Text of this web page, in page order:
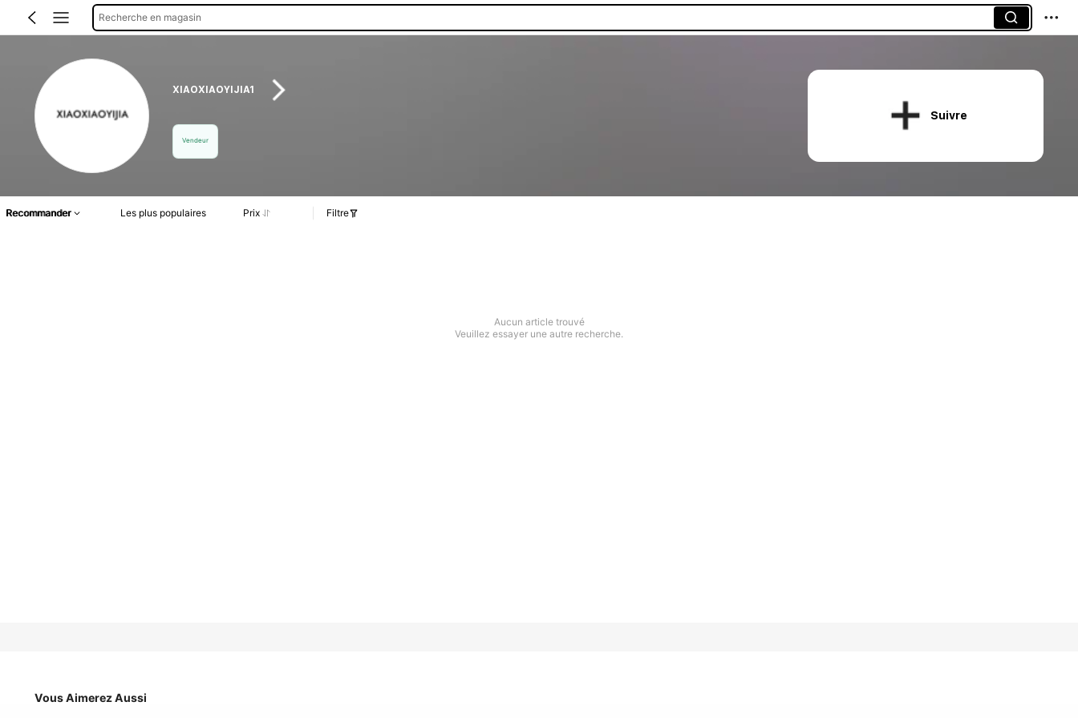
Recherche en magasin
XIAOXIAOYIJIA1
Vendeur
Suivre
Recommander Les plus populaires Prix Filtre
Aucun article trouvé
Veuillez essayer une autre recherche.
Vous Aimerez Aussi